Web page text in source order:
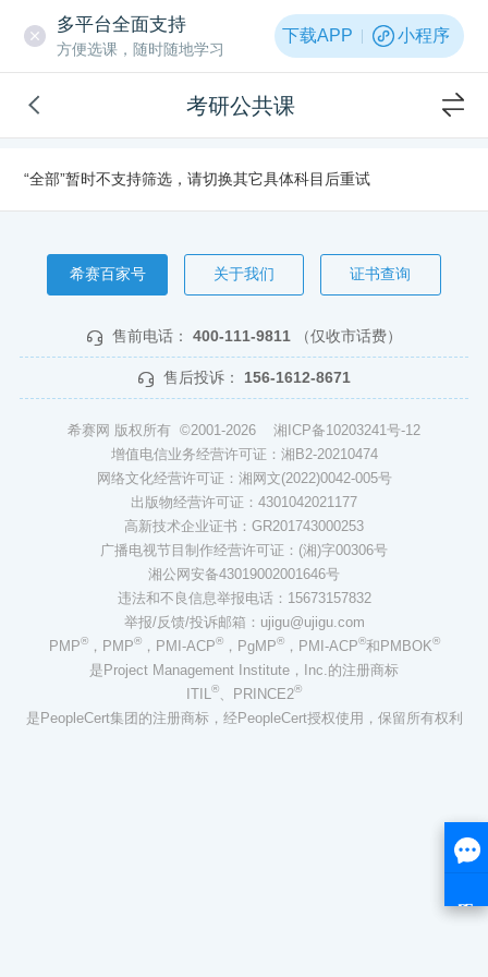
多平台全面支持
方便选课，随时随地学习
下载APP 小程序
考研公共课
“全部”暂时不支持筛选，请切换其它具体科目后重试
希赛百家号 关于我们 证书查询
售前电话： 400-111-9811 （仅收市话费）
售后投诉： 156-1612-8671
希赛网 版权所有 ©2001-2026 湘ICP备10203241号-12
增值电信业务经营许可证：湘B2-20210474
网络文化经营许可证：湘网文(2022)0042-005号
出版物经营许可证：4301042021177
高新技术企业证书：GR201743000253
广播电视节目制作经营许可证：(湘)字00306号
湘公网安备43019002001646号
违法和不良信息举报电话：15673157832
举报/反馈/投诉邮箱：ujigu@ujigu.com
PMP®，PMP®，PMI-ACP®，PgMP®，PMI-ACP®和PMBOK®
是Project Management Institute，Inc.的注册商标
ITIL®、PRINCE2®
是PeopleCert集团的注册商标，经PeopleCert授权使用，保留所有权利